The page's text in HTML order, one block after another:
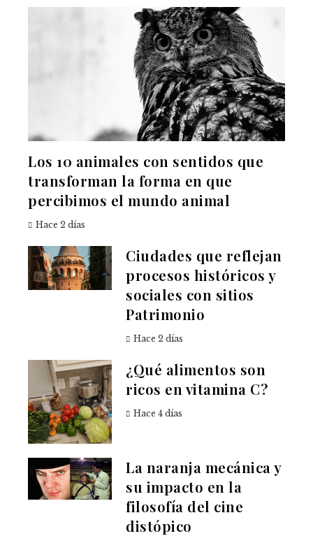
Los 10 animales con sentidos que
transforman la forma en que
percibimos el mundo animal
Hace 2 días
Ciudades que reflejan
procesos históricos y
sociales con sitios
Patrimonio
Hace 2 días
¿Qué alimentos son
ricos en vitamina C?
Hace 4 días
La naranja mecánica y
su impacto en la
filosofía del cine
distópico